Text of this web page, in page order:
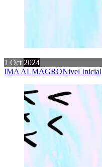
1 Oct2024
IMA ALMAGRONivel Inicial